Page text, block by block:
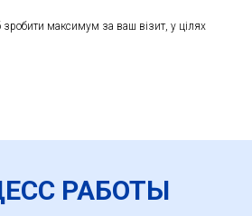
максимум за ваш візит, у цілях
РАБОТЫ